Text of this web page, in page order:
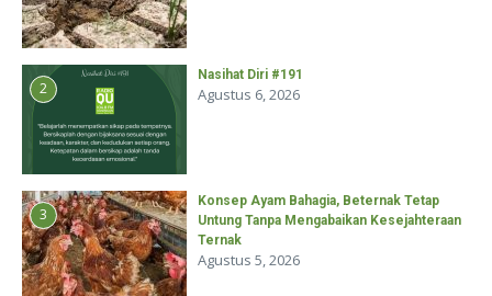
2
Nasihat Diri #191
Agustus 6, 2026
3
Konsep Ayam Bahagia, Beternak Tetap
Untung Tanpa Mengabaikan Kesejahteraan
Ternak
Agustus 5, 2026